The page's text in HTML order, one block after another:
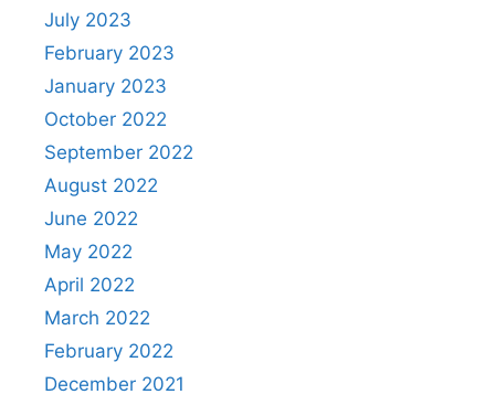
July 2023
February 2023
January 2023
October 2022
September 2022
August 2022
June 2022
May 2022
April 2022
March 2022
February 2022
December 2021